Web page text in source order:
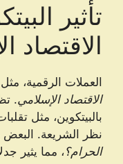
تأثير
الاقتصاد
العملات الرقمية،
الاقتصاد الإسلامي.
بالبيتكوين، مثل
نظر الشريعة. البعض
الحرام؟ ، مما يثير